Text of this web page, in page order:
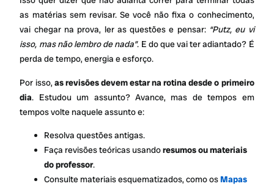
as matérias sem revisar. Se você não fixa o conhecimento,
vai chegar na prova, ler as questões e pensar: “Putz, eu vi
isso, mas não lembro de nada”. E do que vai ter adiantado? É
perda de tempo, energia e esforço.
Por isso, as revisões devem estar na rotina desde o primeiro
dia. Estudou um assunto? Avance, mas de tempos em
tempos volte naquele assunto e:
Resolva questões antigas.
Faça revisões teóricas usandoresumos ou materiais
do professor.
Consulte materiais esquematizados, como osMapas